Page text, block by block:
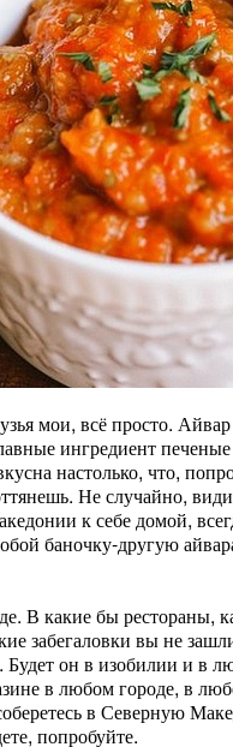
мои, всё просто.
ингредиент
настолько, что,
Не случайно,
к себе домой,
баночку-другую
В какие бы рестораны,
забегаловки вы не
Будет он в изобилии и в
в любом городе, в
в Северную
попробуйте.